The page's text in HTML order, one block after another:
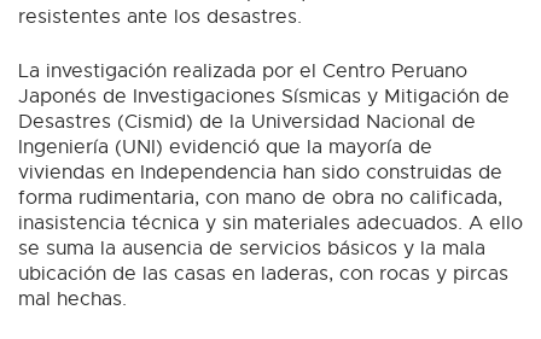
resistentes ante los desastres.
La investigación realizada por el Centro Peruano
Japonés de Investigaciones Sísmicas y Mitigación de
Desastres (Cismid) de la Universidad Nacional de
Ingeniería (UNI) evidenció que la mayoría de
viviendas en Independencia han sido construidas de
forma rudimentaria, con mano de obra no calificada,
inasistencia técnica y sin materiales adecuados. A ello
se suma la ausencia de servicios básicos y la mala
ubicación de las casas en laderas, con rocas y pircas
mal hechas.